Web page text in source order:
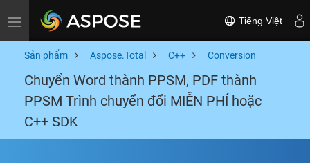
Toggle navigation Tiếng Việt
Sản phẩm Aspose.Total C++ Conversion
Chuyển Word thành PPSM, PDF thành
PPSM Trình chuyển đổi MIỄN PHÍ hoặc
C++ SDK